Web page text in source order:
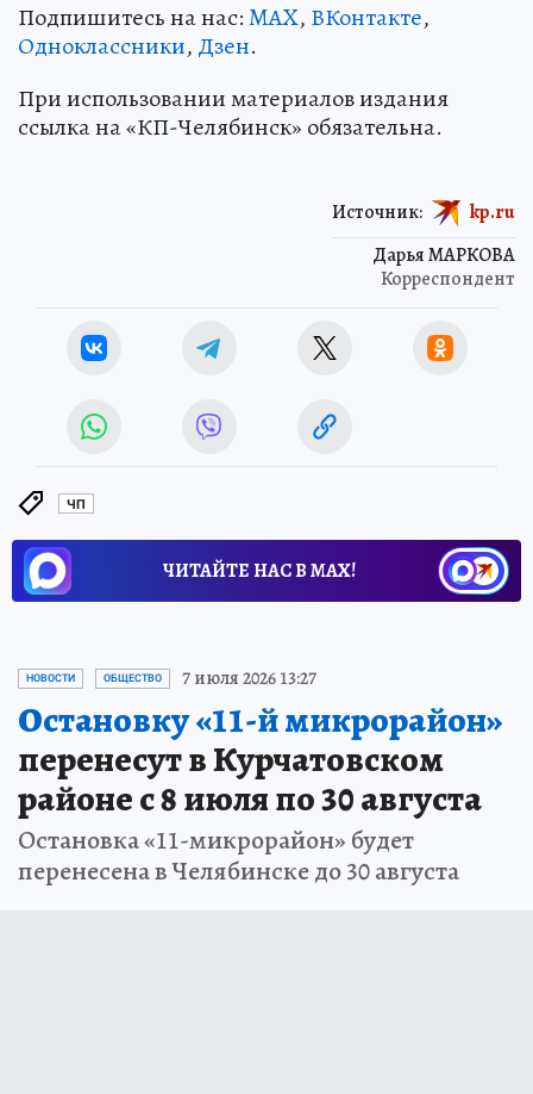
Подпишитесь на нас:MAX, ВКонтакте,
Одноклассники, Дзен.
При использовании материалов издания
ссылка на «КП-Челябинск» обязательна.
Дарья МАРКОВА
Корреспондент
Источник: kp.ru
ЧП
ЧИТАЙТЕ НАС В МАХ!
НОВОСТИ ОБЩЕСТВО 7 июля 2026 13:27
Остановку «11-й микрорайон»
перенесут в Курчатовском
районе с 8 июля по 30 августа
Остановка «11-микрорайон» будет
перенесена в Челябинске до 30 августа